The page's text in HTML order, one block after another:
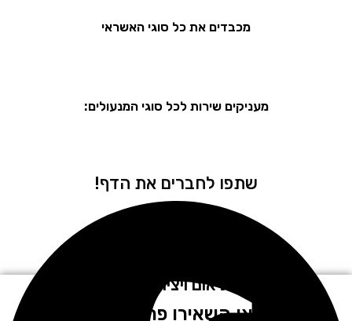
מכבדים את כל סוגי האשראי
מעניקים שירות לכל סוגי המנעולים:
שתפו לחברים את הדף!
לתיאום ויצירת קשר
חייגו או השאירו פרטים בטופס!